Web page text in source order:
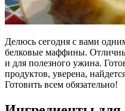
Делюсь сегодня с вами
белковые маффины.
и для полезного ужина.
продуктов, уверена,
Готовить всем обязательно!